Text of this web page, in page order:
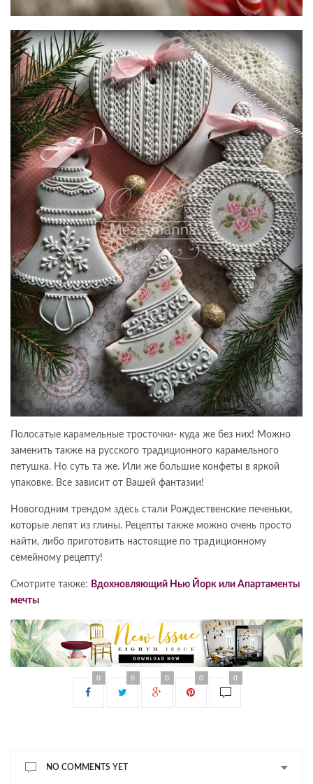
Полосатые карамельные тросточки- куда же без них! Можно
заменить также на русского традиционного карамельного
петушка. Но суть та же. Или же большие конфеты в яркой
упаковке. Все зависит от Вашей фантазии!
Новогодним трендом здесь стали Рождественские печеньки,
которые лепят из глины. Рецепты также можно очень просто
найти, либо приготовить настоящие по традиционному
семейному рецепту!
Смотрите также: Вдохновляющий Нью Йорк или Апартаменты
мечты
0 0 0 0 0
NO COMMENTS YET